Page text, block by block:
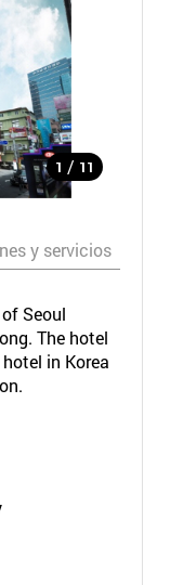
1 / 11
y servicios
Seoul
The hotel
in Korea